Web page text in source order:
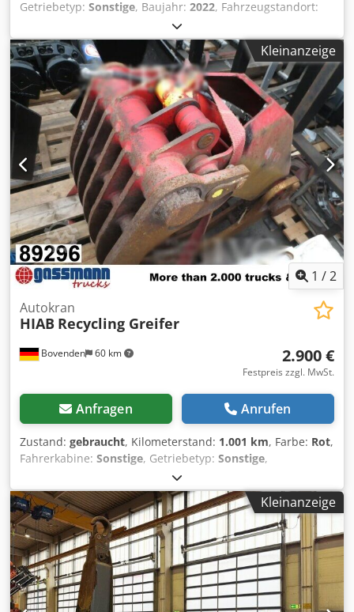
Getriebetyp: Sonstige, Baujahr: 2022, Fahrzeugstandort:
Bovenden, Crjdpfxjy U N Nqe Al Ssf Aufbau: 18t
Abrollanlage Hiab Multilift Ultima 18S56 für Container bis
6,5m Gerätelänge: 5600mm (G-Maß) Hakenhöhe: 1570mm
ZUBEHÖRANGABEN OHNE GEWÄHR, Änderungen,
Zwischenverkauf und Irrtümer vorbehalten! - .
Kleinanzeige
1 /2
Bovenden 60 km
Autokran
HIAB Recycling Greifer
2.900 €
Festpreis zzgl. MwSt.
Anfragen Anrufen
Zustand: gebraucht, Kilometerstand: 1.001 km, Farbe: Rot,
Fahrerkabine: Sonstige, Getriebetyp: Sonstige,
, Fahrzeugstandort: Bovenden,
Crsdpfxoyrhybo Al Sjf ZUBEHÖRANGABEN OHNE GEWÄHR,
Änderungen, Zwischenverkauf und Irrtümer vorbehalten! -
.
Kleinanzeige